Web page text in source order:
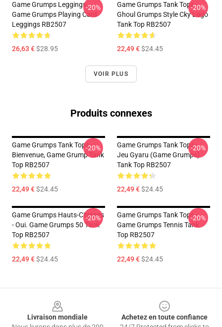
Game Grumps Leggings -
Game Grumps Playing Card
Leggings RB2507
26,63 €$28.95
-20%
Game Grumps Tank Tops -
Ghoul Grumps Style Cky Logo
Tank Top RB2507
22,49 €$24.45
-20%
VOIR PLUS
Produits connexes
Game Grumps Tank Tops -
Bienvenue, Game Grump Tank
Top RB2507
22,49 €$24.45
-20%
Game Grumps Tank Tops -
Jeu Gyaru (Game Grumps)
Tank Top RB2507
22,49 €$24.45
-20%
Game Grumps Hauts-Citernes
- Oui. Game Grumps 50 Tank
Top RB2507
22,49 €$24.45
-20%
Game Grumps Tank Tops -
Game Grumps Tennis Tank
Top RB2507
22,49 €$24.45
-20%
Livraison mondiale
Achetez en toute confiance